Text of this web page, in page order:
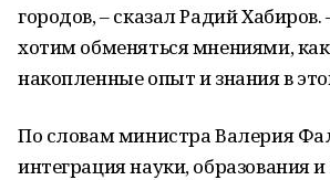
городов, – сказал Радий
хотим обменяться мнениями,
накопленные опыт и знания в
По словам министра Валерия
интеграция науки, образования и